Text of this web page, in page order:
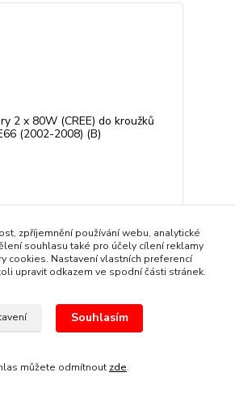
x 80W (CREE) do kroužků BMW 7
2008) (B)
Skladem
Přidat do košíku
zpříjemnění používání webu, analytické
souhlasu také pro účely cílení reklamy
cookies. Nastavení vlastních preferencí
upravit odkazem ve spodní části stránek.
Souhlasím
můžete odmítnout zde.